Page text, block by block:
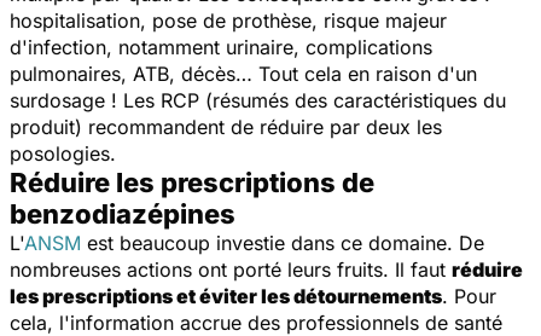
hospitalisation, pose de prothèse, risque majeur
d'infection, notamment urinaire, complications
pulmonaires, ATB, décès… Tout cela en raison d'un
surdosage ! Les RCP (résumés des caractéristiques du
produit) recommandent de réduire par deux les
posologies.
Réduire les prescriptions de
benzodiazépines
L'ANSM est beaucoup investie dans ce domaine. De
nombreuses actions ont porté leurs fruits. Il faut réduire
les prescriptions et éviter les détournements. Pour
cela, l'information accrue des professionnels de santé